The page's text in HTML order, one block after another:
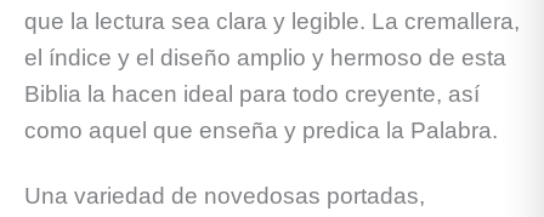
que la lectura sea clara y legible. La cremallera,
el índice y el diseño amplio y hermoso de esta
Biblia la hacen ideal para todo creyente, así
como aquel que enseña y predica la Palabra.
Una variedad de novedosas portadas,